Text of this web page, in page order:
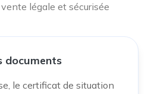
légale et sécurisée
documents
le certificat de situation